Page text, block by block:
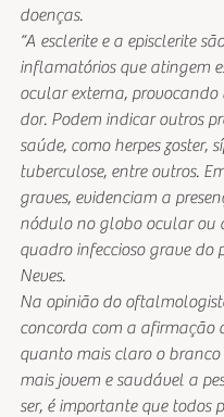
doenças.
“A esclerite e a episclerite
inflamatórios que atingem
ocular externa, provocando
dor. Podem indicar outros
saúde, como herpes zoster,
tuberculose, entre outros.
graves, evidenciam a
nódulo no globo ocular ou
quadro infeccioso grave do
Neves.
Na opinião do
concorda com a afirmação
quanto mais claro o branco
mais jovem e saudável a
ser, é importante que todos